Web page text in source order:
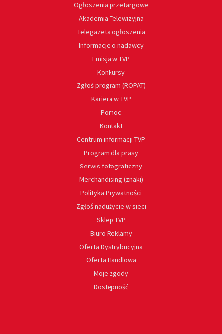
Ogłoszenia przetargowe
Akademia Telewizyjna
Telegazeta ogłoszenia
Informacje o nadawcy
Emisja w TVP
Konkursy
Zgłoś program (ROPAT)
Kariera w TVP
Pomoc
Kontakt
Centrum informacji TVP
Program dla prasy
Serwis fotograficzny
Merchandising (znaki)
Polityka Prywatności
Zgłoś nadużycie w sieci
Sklep TVP
Biuro Reklamy
Oferta Dystrybucyjna
Oferta Handlowa
Moje zgody
Dostępność